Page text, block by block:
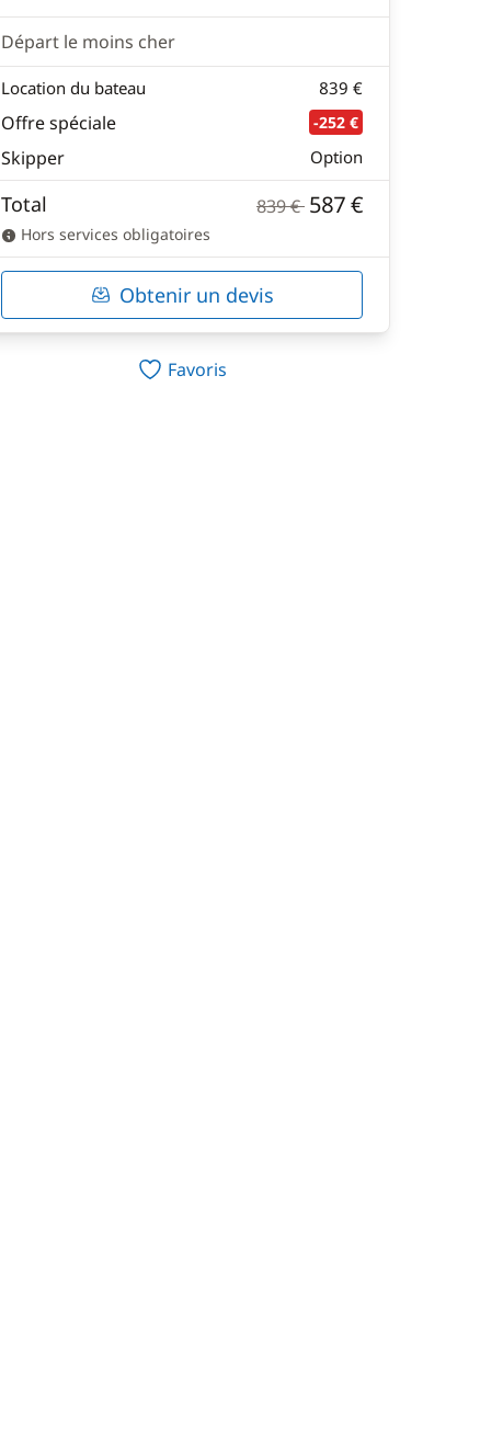
Départ le moins cher
Location du bateau 839 €
Offre spéciale -252 €
Skipper Option
Total 839 € 587 €
Hors services obligatoires
Obtenir un devis
Favoris